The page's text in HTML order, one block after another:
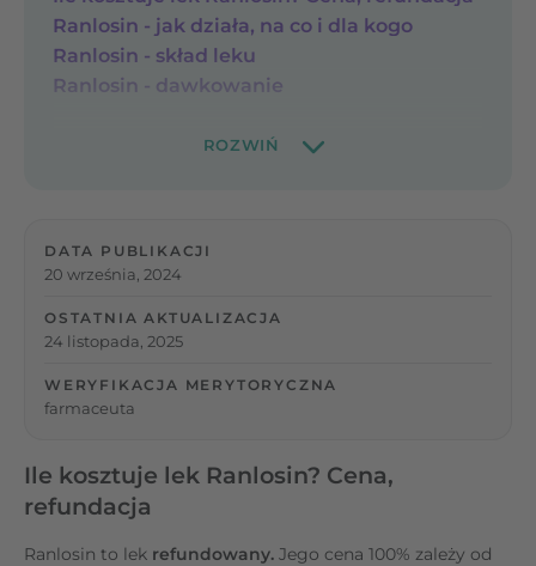
Ranlosin - jak działa, na co i dla kogo
Ranlosin - skład leku
Ranlosin - dawkowanie
DATA PUBLIKACJI
20 września, 2024
OSTATNIA AKTUALIZACJA
24 listopada, 2025
WERYFIKACJA MERYTORYCZNA
farmaceuta
Ile kosztuje lek Ranlosin? Cena,
refundacja
Ranlosin to lek refundowany. Jego cena 100% zależy od